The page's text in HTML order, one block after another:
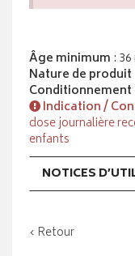
Âge minimum :
Nature de produit
Conditionnement
Indication /
dose journalière
enfants
NOTICES
‹ Retour